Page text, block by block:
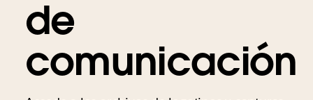
de
comunicación